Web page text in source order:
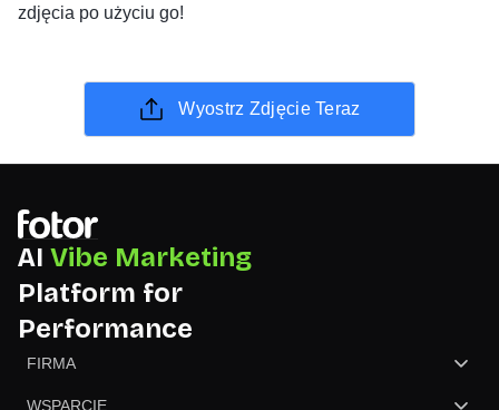
zdjęcia po użyciu go!
Wyostrz Zdjęcie Teraz
AI Vibe Marketing
Platform for
Performance
FIRMA
O nas
WSPARCIE